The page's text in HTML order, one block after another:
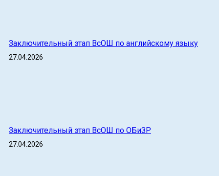
Заключительный этап ВсОШ по английскому языку
27.04.2026
Заключительный этап ВсОШ по ОБиЗР
27.04.2026